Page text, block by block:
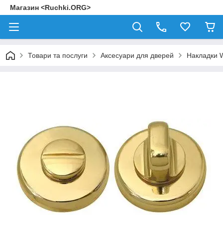
Магазин <Ruchki.ORG>
Товари та послуги Аксесуари для дверей Накладки